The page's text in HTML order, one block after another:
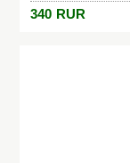
340 RUR